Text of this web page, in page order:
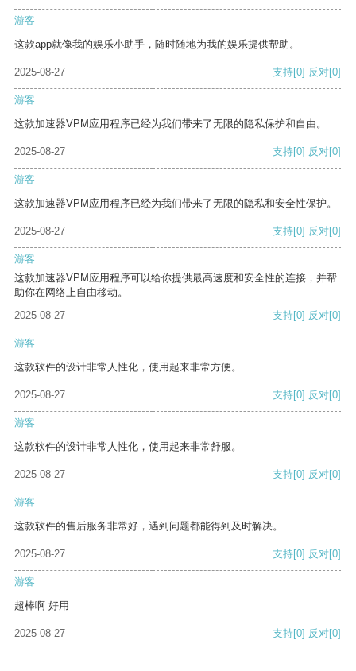
游客
这款app就像我的娱乐小助手，随时随地为我的娱乐提供帮助。
2025-08-27 支持[0] 反对[0]
游客
这款加速器VPM应用程序已经为我们带来了无限的隐私保护和自由。
2025-08-27 支持[0] 反对[0]
游客
这款加速器VPM应用程序已经为我们带来了无限的隐私和安全性保护。
2025-08-27 支持[0] 反对[0]
游客
这款加速器VPM应用程序可以给你提供最高速度和安全性的连接，并帮
助你在网络上自由移动。
2025-08-27
支持[0] 反对[0]
游客
这款软件的设计非常人性化，使用起来非常方便。
2025-08-27 支持[0] 反对[0]
游客
这款软件的设计非常人性化，使用起来非常舒服。
2025-08-27 支持[0] 反对[0]
游客
这款软件的售后服务非常好，遇到问题都能得到及时解决。
2025-08-27 支持[0] 反对[0]
游客
超棒啊 好用
2025-08-27 支持[0] 反对[0]